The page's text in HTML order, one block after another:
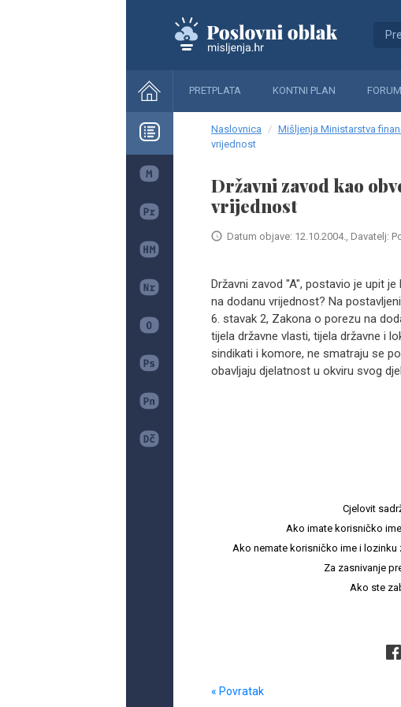
PRETPLATA KONTNI PLAN FORUM
Naslovnica Mišljenja Ministarstva
vrijednost
Državni zavod kao
vrijednost
Datum objave: 12.10.2004., Davatelj:
Državni zavod "A", postavio je upit
na dodanu vrijednost? Na
6. stavak 2, Zakona o porezu na
tijela državne vlasti, tijela državne i
sindikati i komore, ne smatraju se
obavljaju djelatnost u okviru svog
Cjelovit
Ako imate korisničko
Ako nemate korisničko ime i
Za zasnivanje
Ako ste
« Povratak